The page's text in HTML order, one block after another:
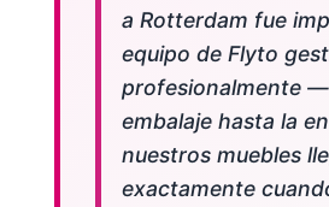
a Rotterdam fue
equipo de Flyto
profesionalmente
embalaje hasta la
nuestros muebles
exactamente